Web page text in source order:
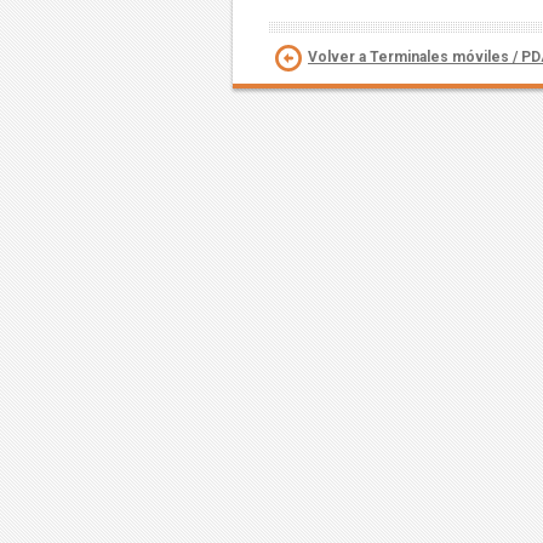
Volver a Terminales móviles /